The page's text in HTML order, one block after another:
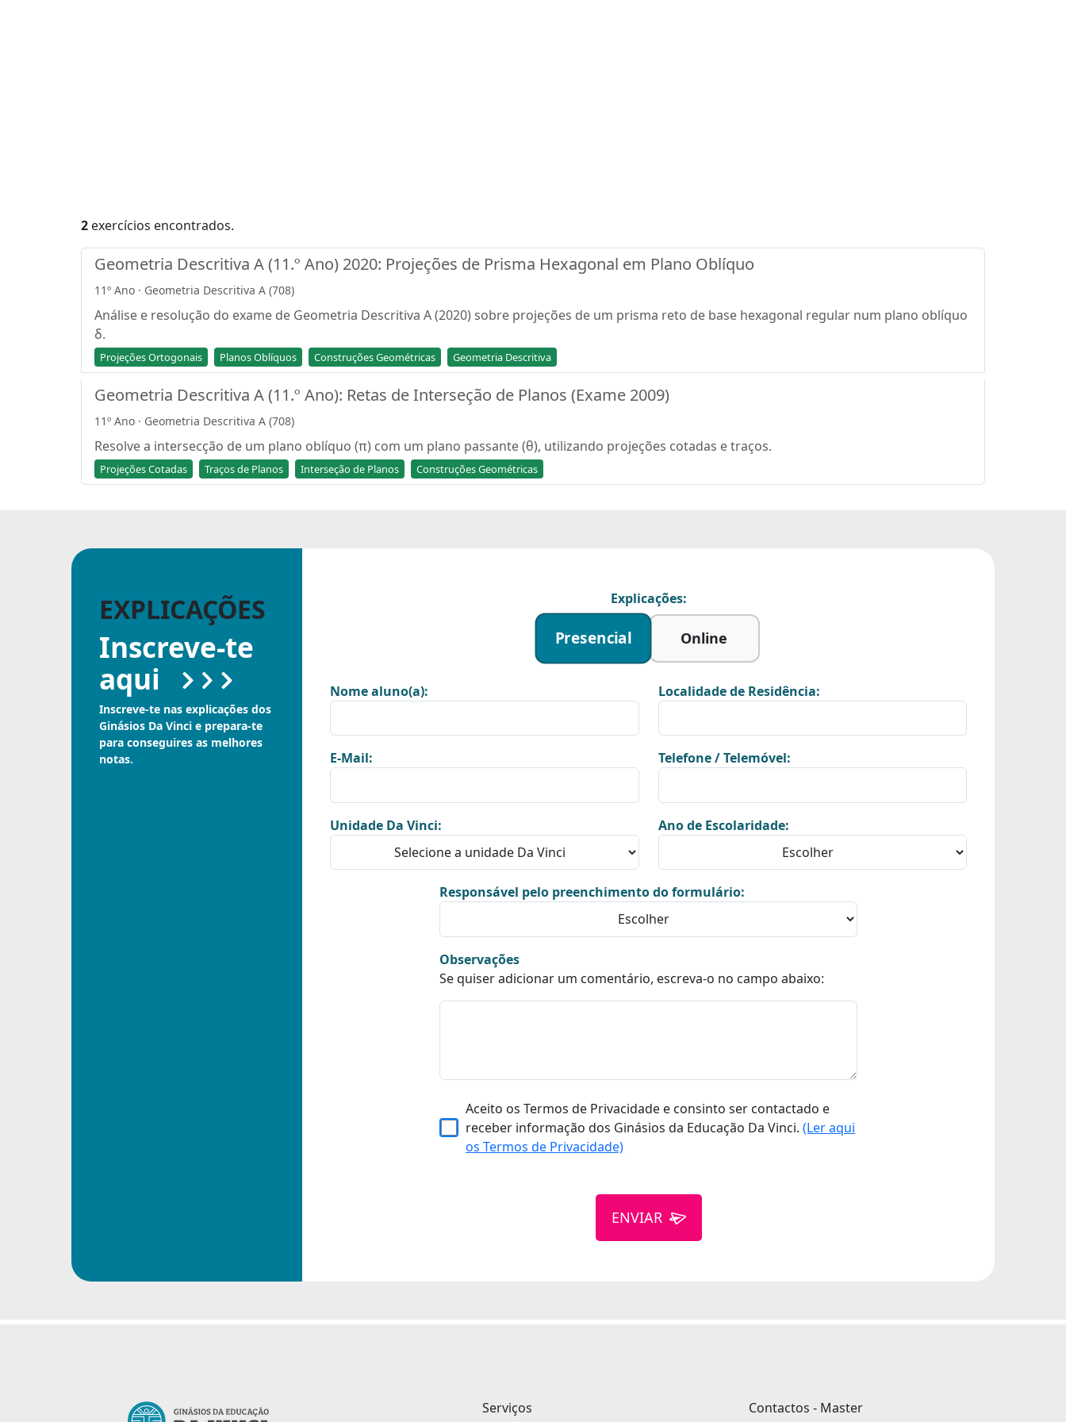
2 exercícios encontrados.
Geometria Descritiva A (11.º Ano) 2020: Projeções de Prisma Hexagonal em Plano Oblíquo
11º Ano · Geometria Descritiva A (708)
Análise e resolução do exame de Geometria Descritiva A (2020) sobre projeções de um prisma reto de base hexagonal regular num plano oblíquo
δ.
Projeções Ortogonais Planos Oblíquos Construções Geométricas Geometria Descritiva
Geometria Descritiva A (11.º Ano): Retas de Interseção de Planos (Exame 2009)
11º Ano · Geometria Descritiva A (708)
Resolve a intersecção de um plano oblíquo (π) com um plano passante (θ), utilizando projeções cotadas e traços.
Projeções Cotadas Traços de Planos Interseção de Planos Construções Geométricas
EXPLICAÇÕES
Inscreve-te
aqui
Inscreve-te nas explicações dos
Ginásios Da Vinci e prepara-te
para conseguires as melhores
notas.
Explicações:
Presencial Online
Nome aluno(a): Localidade de Residência:
E-Mail: Telefone / Telemóvel:
Unidade Da Vinci: Ano de Escolaridade:
Responsável pelo preenchimento do formulário:
Observações
Se quiser adicionar um comentário, escreva-o no campo abaixo:
Aceito os Termos de Privacidade e consinto ser contactado e
receber informação dos Ginásios da Educação Da Vinci.(Ler aqui
os Termos de Privacidade)
ENVIAR
Serviços Contactos - Master